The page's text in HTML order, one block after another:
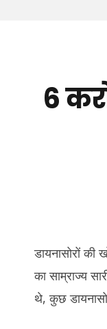
6
डायनासोरों
का साम्राज्य
थे, कुछ